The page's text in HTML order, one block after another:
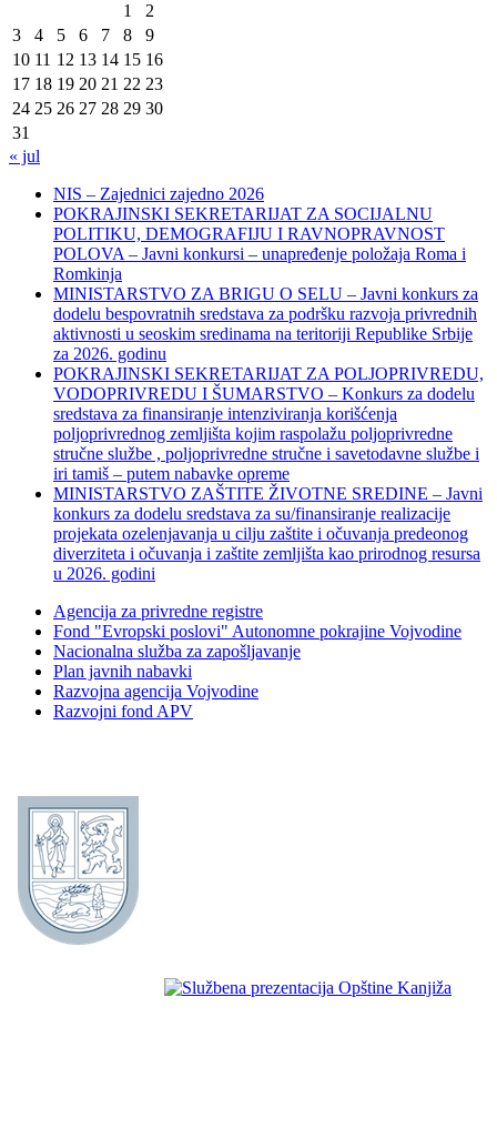
1
2
3
4 5 6 7 8
9
10 11 12 13 14 15 16
17 18 19 20 21 22 23
24 25 26 27 28 29 30
31
« jul
NIS – Zajednici zajedno 2026
POKRAJINSKI SEKRETARIJAT ZA SOCIJALNU
POLITIKU, DEMOGRAFIJU I RAVNOPRAVNOST
POLOVA – Javni konkursi – unapređenje položaja Roma i
Romkinja
MINISTARSTVO ZA BRIGU O SELU – Javni konkurs za
dodelu bespovratnih sredstava za podršku razvoja privrednih
aktivnosti u seoskim sredinama na teritoriji Republike Srbije
za 2026. godinu
POKRAJINSKI SEKRETARIJAT ZA POLJOPRIVREDU,
VODOPRIVREDU I ŠUMARSTVO – Konkurs za dodelu
sredstava za finansiranje intenziviranja korišćenja
poljoprivrednog zemljišta kojim raspolažu poljoprivredne
stručne službe , poljoprivredne stručne i savetodavne službe i
iri tamiš ‒ putem nabavke opreme
MINISTARSTVO ZAŠTITE ŽIVOTNE SREDINE – Javni
konkurs za dodelu sredstava za su/finansiranje realizacije
projekata ozelenjavanja u cilju zaštite i očuvanja predeonog
diverziteta i očuvanja i zaštite zemljišta kao prirodnog resursa
u 2026. godini
Agencija za privredne registre
Fond "Evropski poslovi" Autonomne pokrajine Vojvodine
Nacionalna služba za zapošljavanje
Plan javnih nabavki
Razvojna agencija Vojvodine
Razvojni fond APV